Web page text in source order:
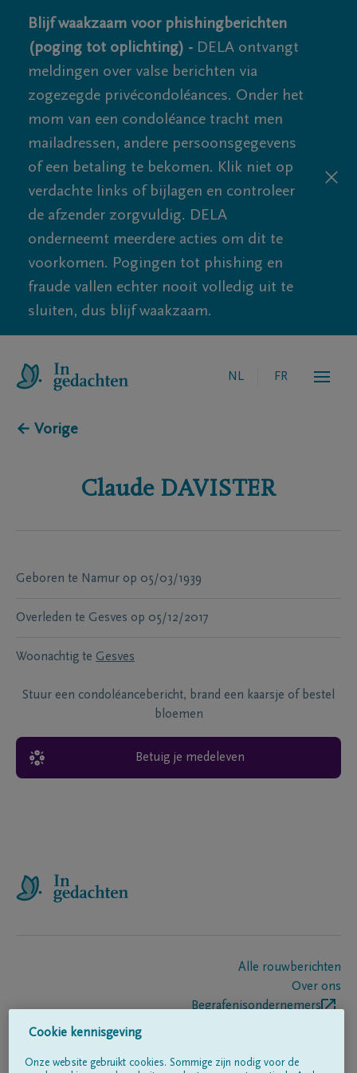
Blijf waakzaam voor phishingberichten
(poging tot oplichting) - DELA ontvangt
meldingen over valse berichten via
zogezegde privécondoléances. Onder het
mom van een condoléance tracht men
mailadressen, andere persoonsgegevens
of een betaling te bekomen. Klik niet op
verdachte links of bijlagen en controleer
de afzender zorgvuldig. DELA
onderneemt meerdere acties om dit te
voorkomen. Pogingen tot phishing en
fraude vallen echter nooit volledig uit te
sluiten, dus blijf waakzaam.
NL FR
← Vorige
Claude DAVISTER
Geboren te Namur op 05/03/1939
Overleden te Gesves op 05/12/2017
Woonachtig te Gesves
Stuur een condoléancebericht, brand een kaarsje of bestel
bloemen
Betuig je medeleven
Alle rouwberichten
Over ons
Begrafenisondernemers
Cookie kennisgeving
Onze website gebruikt cookies. Sommige zijn nodig voor de